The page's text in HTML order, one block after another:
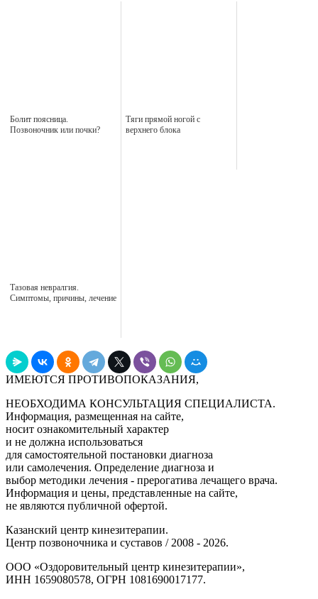
Болит поясница.
Позвоночник или почки?
Тяги прямой ногой с
верхнего блока
Тазовая невралгия.
Симптомы, причины, лечение
ИМЕЮТСЯ ПРОТИВОПОКАЗАНИЯ,
НЕОБХОДИМА КОНСУЛЬТАЦИЯ СПЕЦИАЛИСТА.
Информация, размещенная на сайте,
носит ознакомительный характер
и не должна использоваться
для самостоятельной постановки диагноза
или самолечения. Определение диагноза и
выбор методики лечения - прерогатива лечащего врача.
Информация и цены, представленные на сайте,
не являются публичной офертой.
Казанский центр кинезитерапии.
Центр позвоночника и суставов / 2008 - 2026.
ООО «Оздоровительный центр кинезитерапии»,
ИНН 1659080578, ОГРН 1081690017177.